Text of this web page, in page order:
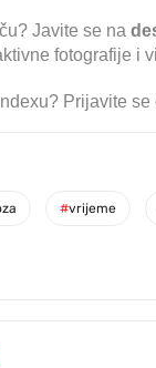
Javite se na
fotografije i
Prijavite se
#vrijeme